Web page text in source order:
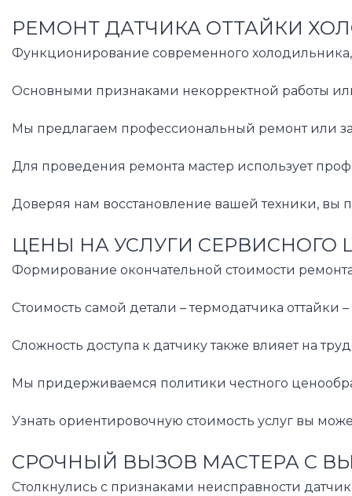
РЕМОНТ ДАТЧИКА ОТТАЙКИ
Функционирование современного холодильника,
Основными признаками некорректной работы
Мы предлагаем профессиональный ремонт или
Для проведения ремонта мастер использует
Доверяя нам восстановление вашей техники, вы
ЦЕНЫ НА УСЛУГИ СЕРВИСНОГО
Формирование окончательной стоимости
Стоимость самой детали – термодатчика
Сложность доступа к датчику также влияет на
Мы придерживаемся политики честного
Узнать ориентировочную стоимость услуг вы
СРОЧНЫЙ ВЫЗОВ МАСТЕРА С
Столкнулись с признаками неисправности